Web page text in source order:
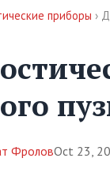
приборы ›
ФроловOct 23,